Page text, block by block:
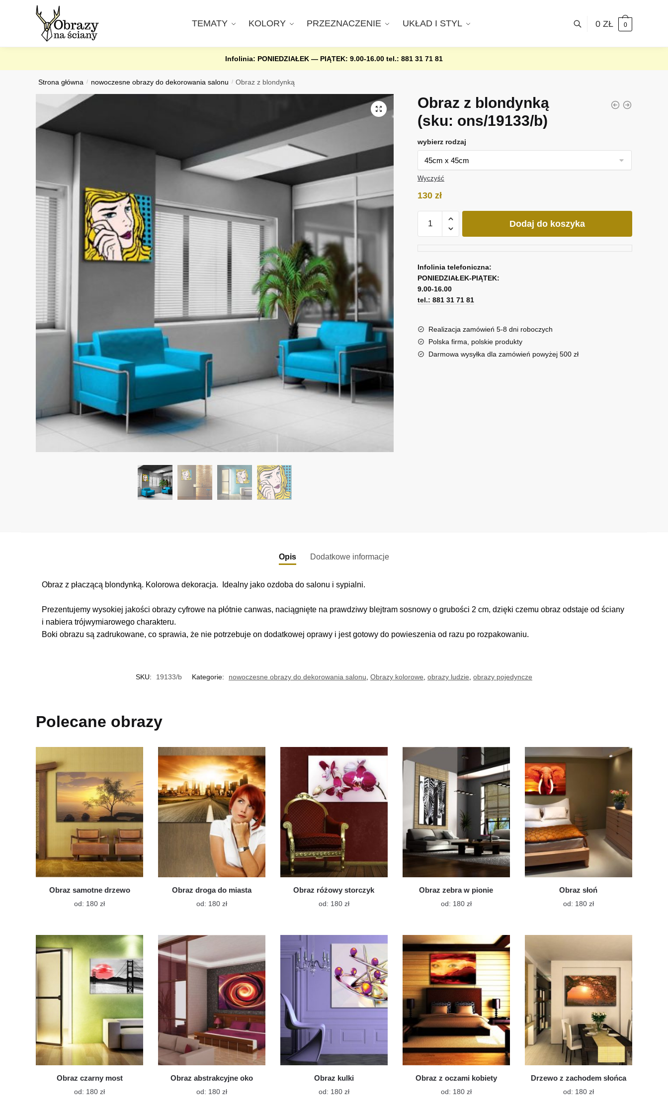
TEMATY KOLORY PRZEZNACZENIE UKŁAD I STYL 0 ZŁ 0
Infolinia: PONIEDZIAŁEK — PIĄTEK: 9.00-16.00 tel.: 881 31 71 81
Strona główna / nowoczesne obrazy do dekorowania salonu / Obraz z blondynką
Obraz z blondynką
(sku: ons/19133/b)
wybierz rodzaj
Wyczyść
130 zł
Obraz
Dodaj do koszyka
Infolinia telefoniczna:
PONIEDZIAŁEK-PIĄTEK:
9.00-16.00
tel.: 881 31 71 81
Realizacja zamówień 5-8 dni roboczych
Polska firma, polskie produkty
Darmowa wysyłka dla zamówień powyżej 500 zł
Opis Dodatkowe informacje
Obraz z płaczącą blondynką. Kolorowa dekoracja. Idealny jako ozdoba do salonu i sypialni.
Prezentujemy wysokiej jakości obrazy cyfrowe na płótnie canwas, naciągnięte na prawdziwy blejtram sosnowy o grubości 2 cm, dzięki czemu obraz odstaje od ściany
i nabiera trójwymiarowego charakteru.
Boki obrazu są zadrukowane, co sprawia, że nie potrzebuje on dodatkowej oprawy i jest gotowy do powieszenia od razu po rozpakowaniu.
SKU: 19133/b Kategorie: nowoczesne obrazy do dekorowania salonu Obrazy kolorowe obrazy ludzie obrazy pojedyncze
Polecane obrazy
Obraz samotne drzewo
od: 180 złTen
wiele
wariantów.
Opcje
można
wybrać
na
stronie
Obraz droga do miasta
od: 180 złTen
wiele
Opcje
można
wybrać
na
stronie
produktu
Obraz różowy storczyk
od: 180 złTen
wiele
wariantów.
Opcje
można
wybrać
na
stronie
Obraz zebra w pionie
od: 180 złTen
wiele
wariantów.
Opcje
można
wybrać
na
stronie
produktu
Obraz słoń
od: 180 złTen
wiele
można
wybrać
na
stronie
produktu
Obraz czarny most
od: 180 złTen
Obraz abstrakcyjne oko
od: 180 złTen
Obraz kulki
od: 180 złTen
Obraz z oczami kobiety
od: 180 złTen
Drzewo z zachodem słońca
od: 180 złTen